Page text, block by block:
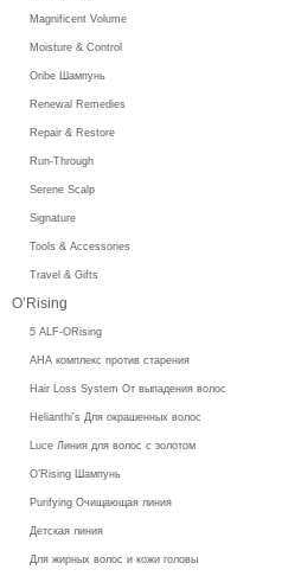
Magnificent Volume
Moisture & Control
Oribe Шампунь
Renewal Remedies
Repair & Restore
Run-Through
Serene Scalp
Signature
Tools & Accessories
Travel & Gifts
O’Rising
5 ALF-ORising
AHA комплекс против старения
Hair Loss System От выпадения волос
Helianthi's Для окрашенных волос
Luce Линия для волос с золотом
O’Rising Шампунь
Purifying Очищающая линия
Детская линия
Для жирных волос и кожи головы